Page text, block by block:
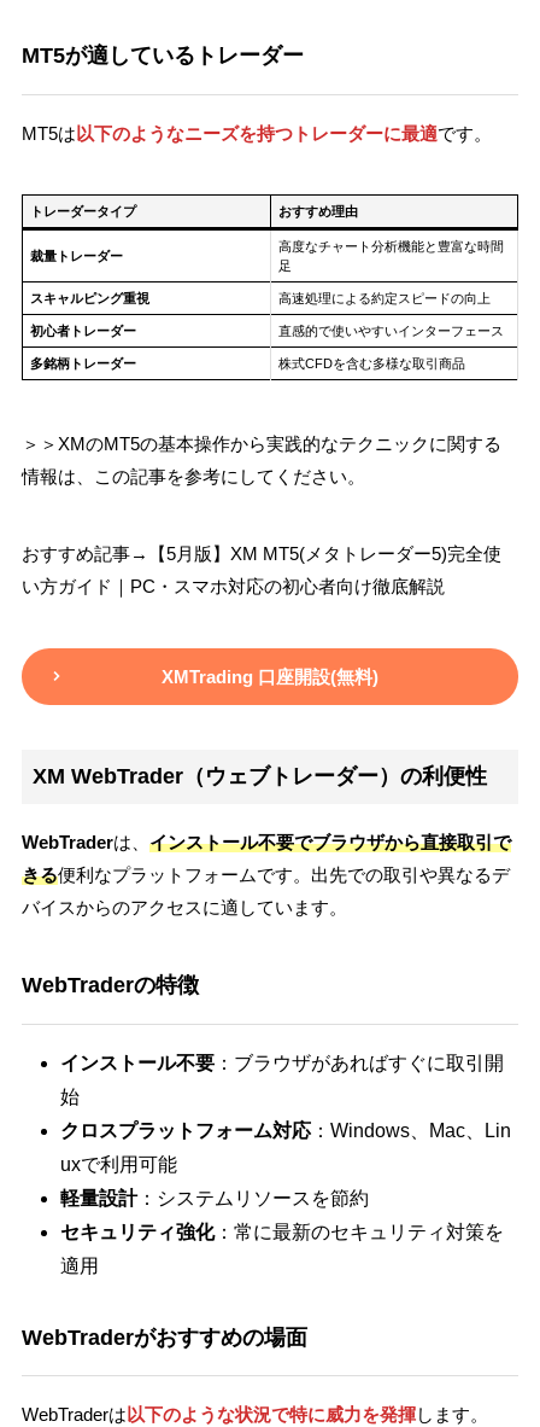
MT5が適しているトレーダー
MT5は 以下のようなニーズを持つトレーダーに最適です。
トレーダータイプ おすすめ理由
裁量トレーダー
高度なチャート分析機能と豊富な時間
足
スキャルピング重視 高速処理による約定スピードの向上
初心者トレーダー 直感的で使いやすいインターフェース
多銘柄トレーダー 株式CFDを含む多様な取引商品
＞＞XMのMT5の基本操作から実践的なテクニックに関する
情報は、この記事を参考にしてください。
おすすめ記事→【5月版】XM MT5(メタトレーダー5)完全使
い方ガイド｜PC・スマホ対応の初心者向け徹底解説
XMTrading 口座開設(無料)
XM WebTrader（ウェブトレーダー）の利便性
WebTraderは、 インストール不要でブラウザから直接取引で
きる便利なプラットフォームです。出先での取引や異なるデ
バイスからのアクセスに適しています。
WebTraderの特徴
インストール不要：ブラウザがあればすぐに取引開
始
クロスプラットフォーム対応：Windows、Mac、Lin
uxで利用可能
軽量設計：システムリソースを節約
セキュリティ強化：常に最新のセキュリティ対策を
適用
WebTraderがおすすめの場面
WebTraderは以下のような状況で特に威力を発揮します。